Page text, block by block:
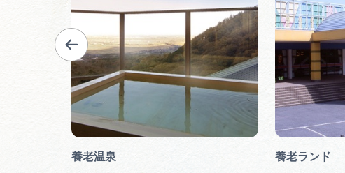
養老温泉 養老ランド